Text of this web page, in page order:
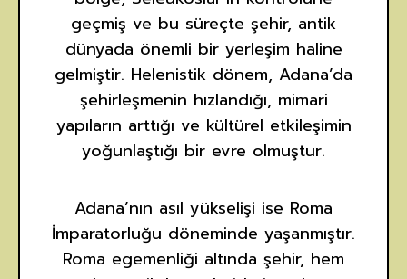
geçmiş ve bu süreçte şehir, antik
dünyada önemli bir yerleşim haline
gelmiştir. Helenistik dönem, Adana’da
şehirleşmenin hızlandığı, mimari
yapıların arttığı ve kültürel etkileşimin
yoğunlaştığı bir evre olmuştur.
Adana’nın asıl yükselişi ise Roma
İmparatorluğu döneminde yaşanmıştır.
Roma egemenliği altında şehir, hem